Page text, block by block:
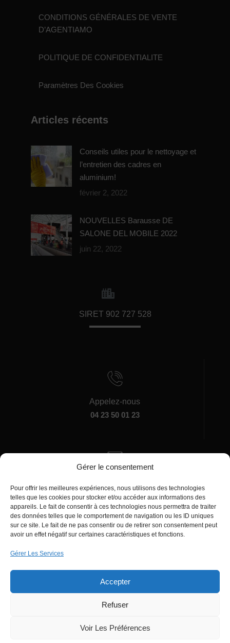
Gérer le consentement
Pour offrir les meilleures expériences, nous utilisons des technologies
telles que les cookies pour stocker et/ou accéder aux informations des
appareils. Le fait de consentir à ces technologies nous permettra de traiter
des données telles que le comportement de navigation ou les ID uniques
sur ce site. Le fait de ne pas consentir ou de retirer son consentement peut
avoir un effet négatif sur certaines caractéristiques et fonctions.
Gérer Les Services
Accepter
Refuser
Voir Les Préférences
CONDITIONS GÉNÉRALES DE VENTE
D’AGENTIAMO
POLITIQUE DE CONFIDENTIALITE
Paramètres Des Cookies
Articles récents
Conseils utiles pour le nettoyage et
l’entretien des cadres en
aluminium!
février 2, 2022
NOUVELLES Barausse DE
SALONE DEL MOBILE 2022
juin 22, 2022
SIRET 902 727 528
Appelez-nous
04 23 50 01 23
manager@agentiamo.com
Réservés